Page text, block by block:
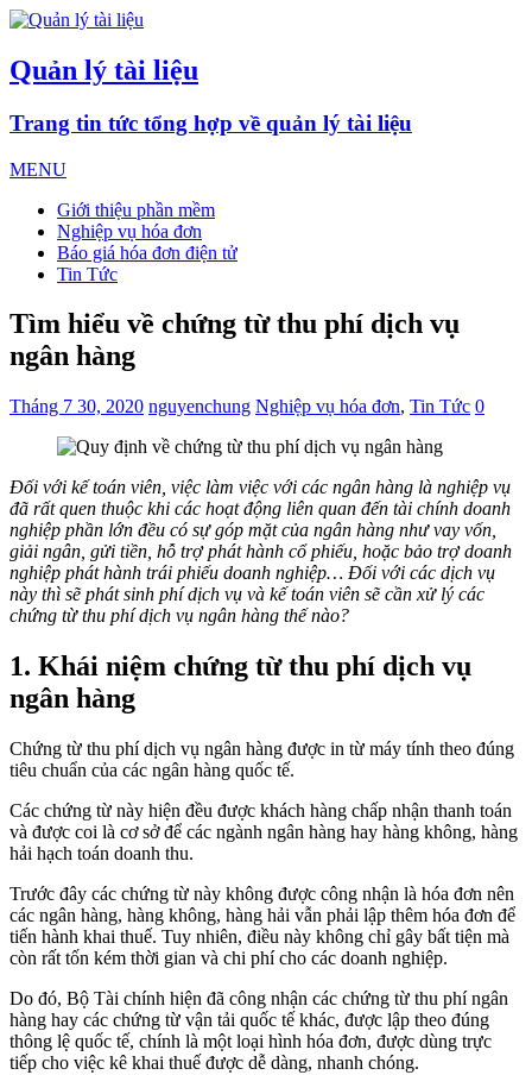
Quản lý tài liệu
Trang tin tức tổng hợp về quản lý tài liệu
MENU
Giới thiệu phần mềm
Nghiệp vụ hóa đơn
Báo giá hóa đơn điện tử
Tin Tức
Tìm hiểu về chứng từ thu phí dịch vụ
ngân hàng
Tháng 7 30, 2020 nguyenchung Nghiệp vụ hóa đơn, Tin Tức 0
Đối với kế toán viên, việc làm việc với các ngân hàng là nghiệp vụ
đã rất quen thuộc khi các hoạt động liên quan đến tài chính doanh
nghiệp phần lớn đều có sự góp mặt của ngân hàng như vay vốn,
giải ngân, gửi tiền, hỗ trợ phát hành cổ phiếu, hoặc bảo trợ doanh
nghiệp phát hành trái phiếu doanh nghiệp… Đối với các dịch vụ
này thì sẽ phát sinh phí dịch vụ và kế toán viên sẽ cần xử lý các
chứng từ thu phí dịch vụ ngân hàng thế nào?
1. Khái niệm chứng từ thu phí dịch vụ
ngân hàng
Chứng từ thu phí dịch vụ ngân hàng được in từ máy tính theo đúng
tiêu chuẩn của các ngân hàng quốc tế.
Các chứng từ này hiện đều được khách hàng chấp nhận thanh toán
và được coi là cơ sở để các ngành ngân hàng hay hàng không, hàng
hải hạch toán doanh thu.
Trước đây các chứng từ này không được công nhận là hóa đơn nên
các ngân hàng, hàng không, hàng hải vẫn phải lập thêm hóa đơn để
tiến hành khai thuế. Tuy nhiên, điều này không chỉ gây bất tiện mà
còn rất tốn kém thời gian và chi phí cho các doanh nghiệp.
Do đó, Bộ Tài chính hiện đã công nhận các chứng từ thu phí ngân
hàng hay các chứng từ vận tải quốc tế khác, được lập theo đúng
thông lệ quốc tế, chính là một loại hình hóa đơn, được dùng trực
tiếp cho việc kê khai thuế được dễ dàng, nhanh chóng.